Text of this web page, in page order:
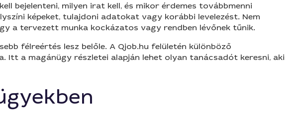
bejelenteni, milyen irat kell, és mikor érdemes továbbmenni
képeket, tulajdoni adatokat vagy korábbi levelezést. Nem
a tervezett munka kockázatos vagy rendben lévőnek tűnik.
félreértés lesz belőle. A Qjob.hu felületén különböző
Itt a magánügy részletei alapján lehet olyan tanácsadót keresni, aki